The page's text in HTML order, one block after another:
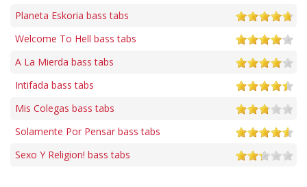
Planeta Eskoria bass tabs
Welcome To Hell bass tabs
A La Mierda bass tabs
Intifada bass tabs
Mis Colegas bass tabs
Solamente Por Pensar bass tabs
Sexo Y Religion! bass tabs